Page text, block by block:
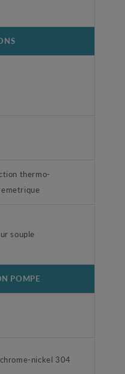
thermo-
souple
POMPE
nickel 304